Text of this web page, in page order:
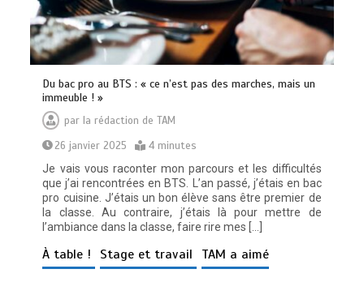
Du bac pro au BTS : « ce n’est pas des marches, mais un
immeuble ! »
par la rédaction de TAM
26 janvier 2025
4 minutes
Je vais vous raconter mon parcours et les difficultés
que j’ai rencontrées en BTS. L’an passé, j’étais en bac
pro cuisine. J’étais un bon élève sans être premier de
la classe. Au contraire, j’étais là pour mettre de
l’ambiance dans la classe, faire rire mes […]
À table ! Stage et travail TAM a aimé